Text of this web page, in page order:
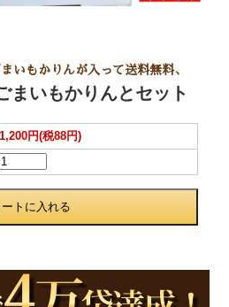
いもかりんが入って送料無料、
まいもかりんとセット
1,200円(税88円)